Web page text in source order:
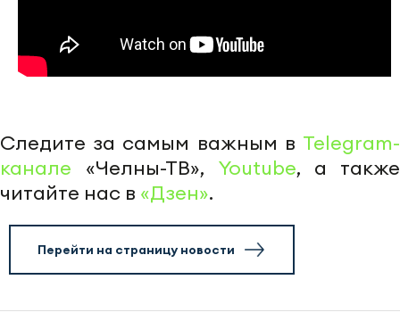
Следите за самым важным в Telegram-
канале «Челны-ТВ», Youtube, а также
читайте нас в «Дзен».
Перейти на страницу новости